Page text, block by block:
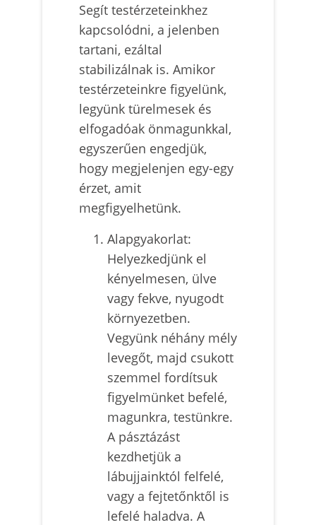
Segít testérzeteinkhez
kapcsolódni, a jelenben
tartani, ezáltal
stabilizálnak is. Amikor
testérzeteinkre figyelünk,
legyünk türelmesek és
elfogadóak önmagunkkal,
egyszerűen engedjük,
hogy megjelenjen egy-egy
érzet, amit
megfigyelhetünk.
Alapgyakorlat:
Helyezkedjünk el
kényelmesen, ülve
vagy fekve, nyugodt
környezetben.
Vegyünk néhány mély
levegőt, majd csukott
szemmel fordítsuk
figyelmünket befelé,
magunkra, testünkre.
A pásztázást
kezdhetjük a
lábujjainktól felfelé,
vagy a fejtetőnktől is
lefelé haladva. A